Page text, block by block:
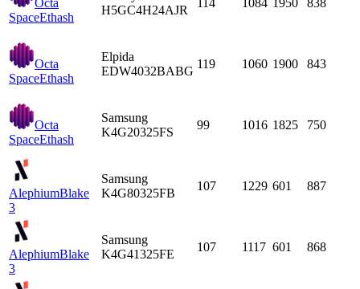
SpaceEthash
H5GC4H24AJR
Octa
SpaceEthash
Elpida
EDW4032BABG
119 1060 1900 843
Octa
SpaceEthash
Samsung
K4G20325FS
99 1016 1825 750
AlephiumBlake
3
Samsung
K4G80325FB
107 1229 601 887
AlephiumBlake
3
Samsung
K4G41325FE
107 1117 601 868